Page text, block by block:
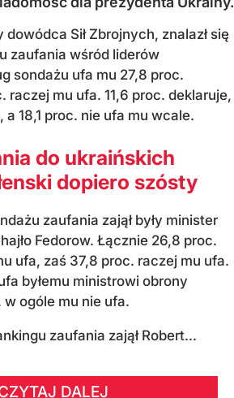
dowódca Sił Zbrojnych, znalazł się
zaufania wśród liderów
sondażu ufa mu 27,8 proc.
raczej mu ufa. 11,6 proc. deklaruje,
a 18,1 proc. nie ufa mu wcale.
do ukraińskich
dopiero szósty
zaufania zajął były minister
Fedorow. Łącznie 26,8 proc.
ufa, zaś 37,8 proc. raczej mu ufa.
byłemu ministrowi obrony
w ogóle mu nie ufa.
zaufania zajął Robert...
DALEJ